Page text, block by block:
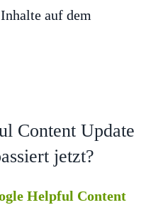
auf dem
Content Update
jetzt?
Helpful Content